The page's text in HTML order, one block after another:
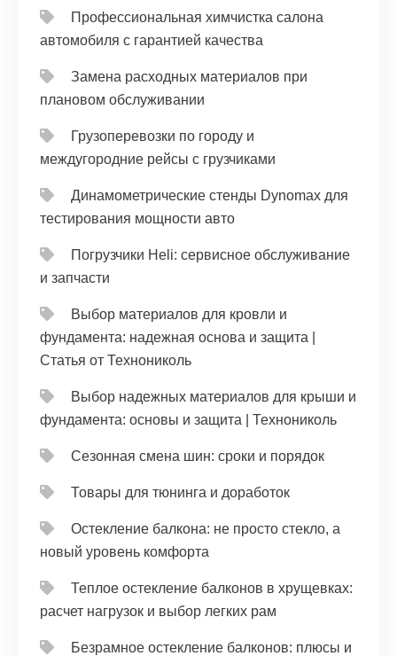
Профессиональная химчистка салона
автомобиля с гарантией качества
Замена расходных материалов при
плановом обслуживании
Грузоперевозки по городу и
междугородние рейсы с грузчиками
Динамометрические стенды Dynomax для
тестирования мощности авто
Погрузчики Heli: сервисное обслуживание
и запчасти
Выбор материалов для кровли и
фундамента: надежная основа и защита |
Статья от Технониколь
Выбор надежных материалов для крыши и
фундамента: основы и защита | Технониколь
Сезонная смена шин: сроки и порядок
Товары для тюнинга и доработок
Остекление балкона: не просто стекло, а
новый уровень комфорта
Теплое остекление балконов в хрущевках:
расчет нагрузок и выбор легких рам
Безрамное остекление балконов: плюсы и